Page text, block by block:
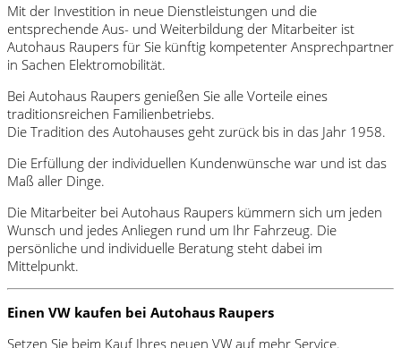
Mit der Investition in neue Dienstleistungen und die
entsprechende Aus- und Weiterbildung der Mitarbeiter ist
Autohaus Raupers für Sie künftig kompetenter Ansprechpartner
in Sachen Elektromobilität.
Bei Autohaus Raupers genießen Sie alle Vorteile eines
traditionsreichen Familienbetriebs.
Die Tradition des Autohauses geht zurück bis in das Jahr 1958.
Die Erfüllung der individuellen Kundenwünsche war und ist das
Maß aller Dinge.
Die Mitarbeiter bei Autohaus Raupers kümmern sich um jeden
Wunsch und jedes Anliegen rund um Ihr Fahrzeug. Die
persönliche und individuelle Beratung steht dabei im
Mittelpunkt.
Einen VW kaufen bei Autohaus Raupers
Setzen Sie beim Kauf Ihres neuen VW auf mehr Service.